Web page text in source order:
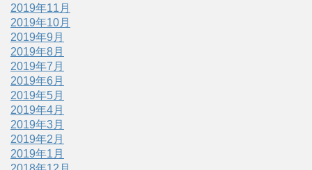
2019年11月
2019年10月
2019年9月
2019年8月
2019年7月
2019年6月
2019年5月
2019年4月
2019年3月
2019年2月
2019年1月